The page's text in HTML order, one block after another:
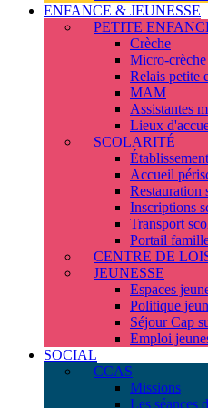
ENFANCE & JEUNESSE
PETITE
Crèche
Micro-crèche
Relais petite
MAM
Assistantes
Lieux
SCOLARITÉ
Accueil
Restauration
Inscriptions
Transport
Portail
CENTRE DE
JEUNESSE
Espaces
Politique
Séjour Cap
Emploi
SOCIAL
CCAS
Missions
Les séances